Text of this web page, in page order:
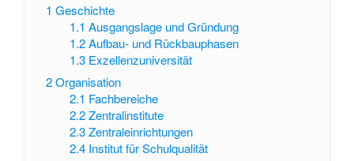
1 Geschichte
1.1 Ausgangslage und Gründung
1.2 Aufbau- und Rückbauphasen
1.3 Exzellenzuniversität
2Organisation
2.1 Fachbereiche
2.2 Zentralinstitute
2.3 Zentraleinrichtungen
2.4 Institut für Schulqualität